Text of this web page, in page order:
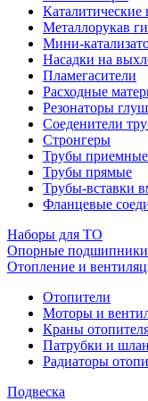
Каталитические
Металлорукав
Мини-
Насадки на
Пламегасители
Расходные
Резонаторы
Соеденители
Стронгеры
Трубы приемные
Трубы прямые
Трубы-вставки
Фланцевые
Наборы для ТО
Опорные подшипники
Отопление и
Отопители
Моторы и
Краны
Патрубки и
Радиаторы
Подвеска